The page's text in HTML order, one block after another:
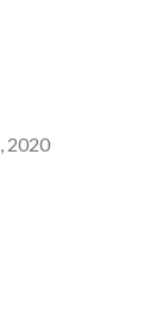
2020